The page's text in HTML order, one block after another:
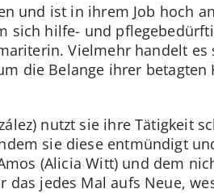
und ist in ihrem Job hoch
sich hilfe- und
Vielmehr handelt
die Belange ihrer betagten
nutzt sie ihre Tätigkeit
sie diese entmündigt
(Alicia Witt) und dem
das jedes Mal aufs Neue,